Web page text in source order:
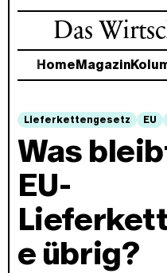
Das
Home Magazin
Lieferkettengesetz EU
Was
EU-
e übrig?